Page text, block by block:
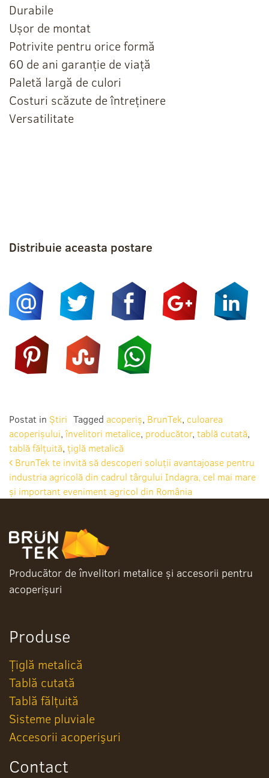
Durabile
Ușor de montat
Potrivite pentru orice formă
60 de ani garanție de viață
Paletă largă de culori
Costuri scăzute de întreținere
Versatilitate
Distribuie aceasta postare
Postat in Știri Tagged acoperiș, BrunTek, culoarea
acoperișului,învelitori metalice, producător, tablă cutată,
tablă fălțuită, țiglă metalică
Post
navigation
BrunTek te invită să descoperi soluții avantajoase pentru
industria agricolă din cadrul târgului Indagra, cel mai mare
și important eveniment agricol din România
Producător de învelitori metalice și accesorii pentru
acoperișuri
Produse
Țiglă metalică
Tablă cutată
Tablă fălțuită
Sisteme pluviale
Accesorii acoperişuri
Contact